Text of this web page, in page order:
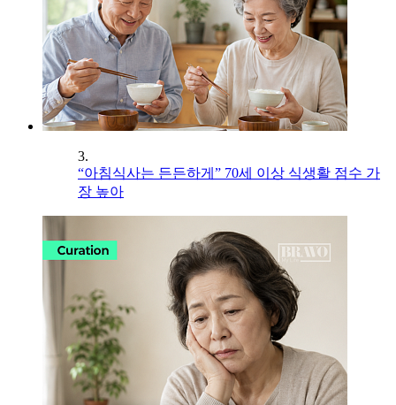
3.
“아침식사는 든든하게” 70세 이상 식생활 점수 가
장 높아